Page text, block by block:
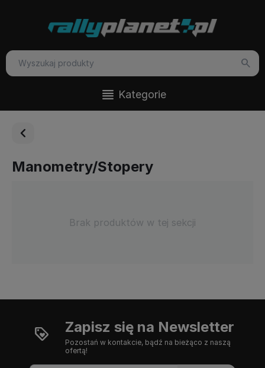
Kategorie
Manometry/Stopery
Brak produktów w tej sekcji
Zapisz się na Newsletter
Pozostań w kontakcie, bądź na bieżąco z naszą
ofertą!